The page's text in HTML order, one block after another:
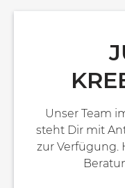
Unser Team
steht Dir mit
zur Verfügung.